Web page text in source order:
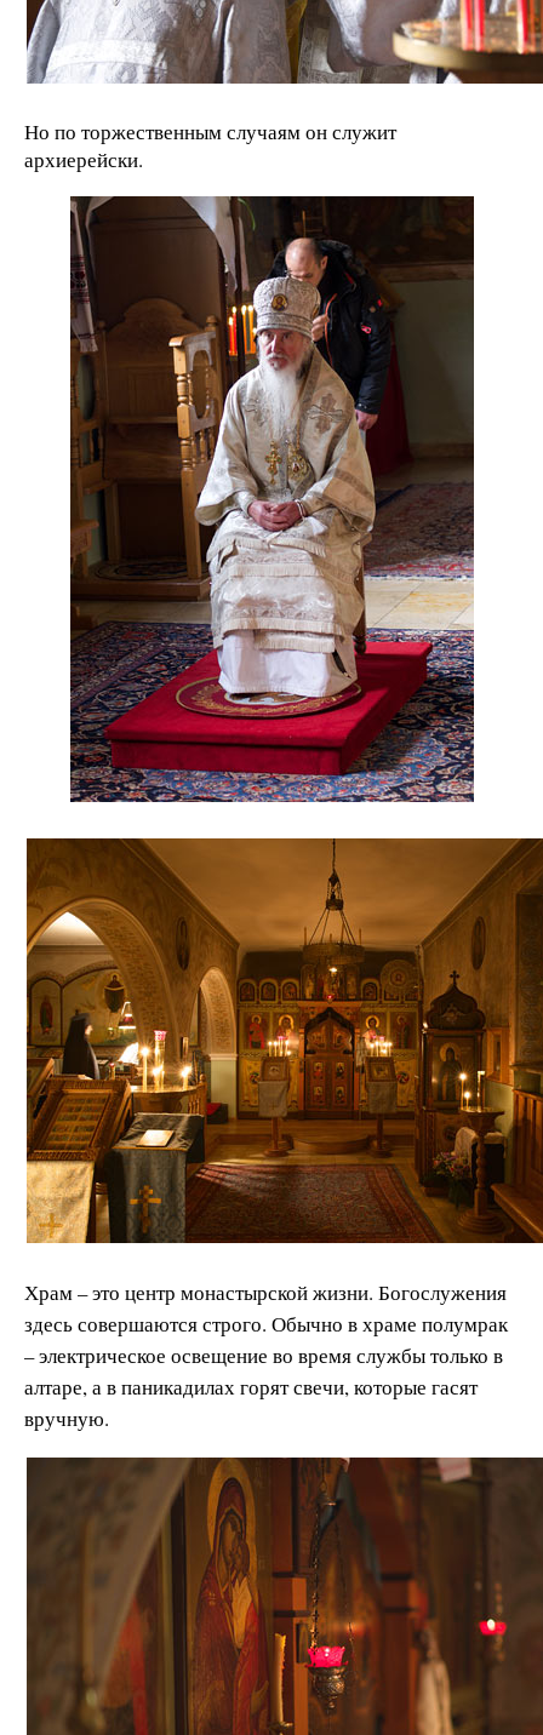
Но по торжественным случаям он служит
архиерейски.
Храм – это центр монастырской жизни. Богослужения
здесь совершаются строго. Обычно в храме полумрак
– электрическое освещение во время службы только в
алтаре, а в паникадилах горят свечи, которые гасят
вручную.